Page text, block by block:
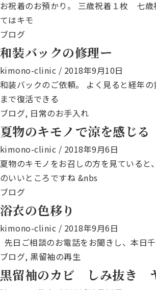
お祝着のお預かり。 三歳祝着１枚 七
てはキモ
ブログ
和装バックの修理ー
kimono-clinic / 2018年9月10日
和装バックのご依頼。 よく見ると経年
まで復活できる
ブログ, 日常のお手入れ
夏物のキモノで涼を感じる
kimono-clinic / 2018年9月6日
夏物のキモノをお召しの方を見ている
のいいところですね &nbs
ブログ
浴衣の色移り
kimono-clinic / 2018年9月6日
先日ご相談のお電話をお聞きし、本
ブログ, 黒留袖の再生
黒留袖のカビ しみ抜き